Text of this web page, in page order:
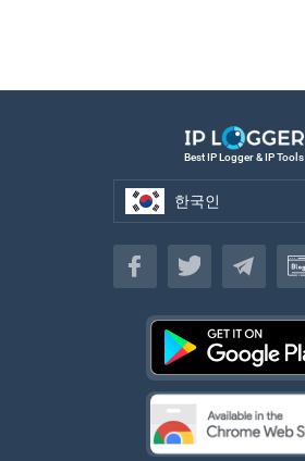
Best IP Logger & IP Tools
한국인
한국인